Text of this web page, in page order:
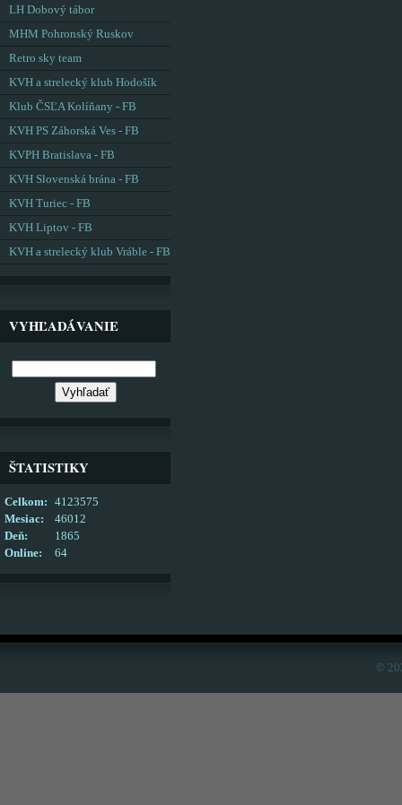
LH Dobový tábor
MHM Pohronský Ruskov
Retro sky team
KVH a strelecký klub Hodošík
Klub ČSĽA Kolíňany - FB
KVH PS Záhorská Ves - FB
KVPH Bratislava - FB
KVH Slovenská brána - FB
KVH Turiec - FB
KVH Liptov - FB
KVH a strelecký klub Vráble - FB
VYHĽADÁVANIE
ŠTATISTIKY
Online: 64
Celkom:
4123575
Mesiac:
46012
Deň:
1865
©